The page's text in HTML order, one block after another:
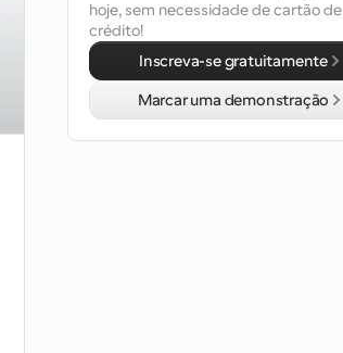
hoje, sem necessidade de cartão de
crédito!
Inscreva-se gratuitamente
Marcar uma demonstração